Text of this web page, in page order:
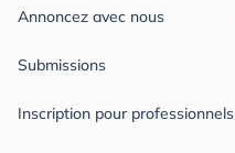
Annoncez avec nous
Submissions
Inscription pour professionnels